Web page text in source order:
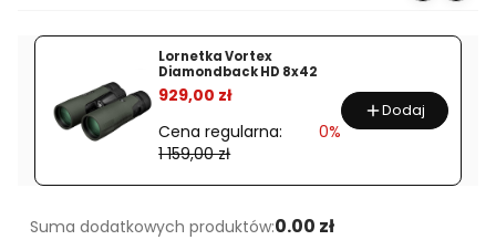
Lornetka Vortex
Diamondback HD 8x42
929,00 zł
Cena regularna:
1 159,00 zł
0%
Dodaj
Suma dodatkowych produktów:0.00 zł